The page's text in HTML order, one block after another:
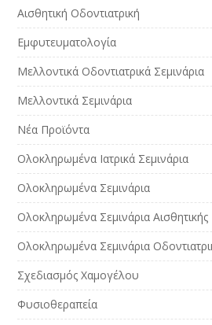
Αισθητική Οδοντιατρική
Εμφυτευματολογία
Μελλοντικά Οδοντιατρικά Σεμινάρια
Μελλοντικά Σεμινάρια
Νέα Προϊόντα
Ολοκληρωμένα Ιατρικά Σεμινάρια
Ολοκληρωμένα Σεμινάρια
Ολοκληρωμένα Σεμινάρια Αισθητικής
Ολοκληρωμένα Σεμινάρια
Σχεδιασμός Χαμογέλου
Φυσιοθεραπεία